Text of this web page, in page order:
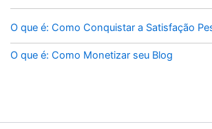
O que é: Como Conquistar a Satisfação
O que é: Como Monetizar seu Blog